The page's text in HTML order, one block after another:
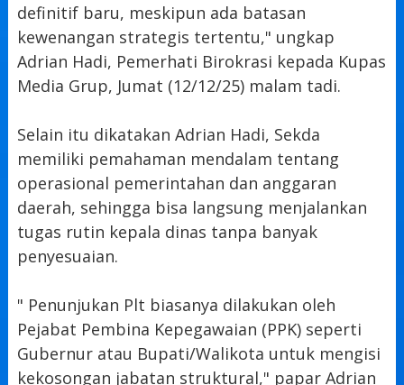
definitif baru, meskipun ada batasan
kewenangan strategis tertentu," ungkap
Adrian Hadi, Pemerhati Birokrasi kepada Kupas
Media Grup, Jumat (12/12/25) malam tadi.
Selain itu dikatakan Adrian Hadi, Sekda
memiliki pemahaman mendalam tentang
operasional pemerintahan dan anggaran
daerah, sehingga bisa langsung menjalankan
tugas rutin kepala dinas tanpa banyak
penyesuaian.
" Penunjukan Plt biasanya dilakukan oleh
Pejabat Pembina Kepegawaian (PPK) seperti
Gubernur atau Bupati/Walikota untuk mengisi
kekosongan jabatan struktural," papar Adrian